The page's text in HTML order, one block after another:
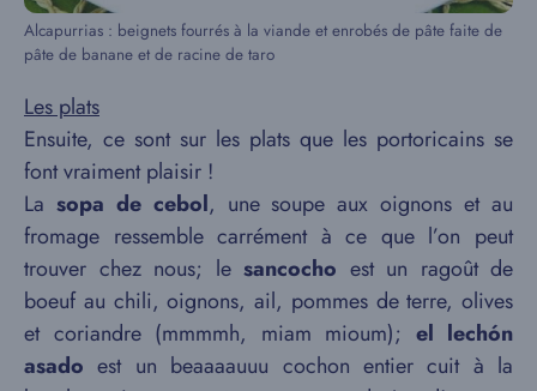
Alcapurrias : beignets fourrés à la viande et enrobés de pâte faite de
pâte de banane et de racine de taro
Les plats
Ensuite, ce sont sur les plats que les portoricains se
font vraiment plaisir !
La sopa de cebol, une soupe aux oignons et au
fromage ressemble carrément à ce que l’on peut
trouver chez nous; lesancocho est un ragoût de
boeuf au chili, oignons, ail, pommes de terre, olives
et coriandre (mmmmh, miam mioum); el lechón
asado est un beaaaauuu cochon entier cuit à la